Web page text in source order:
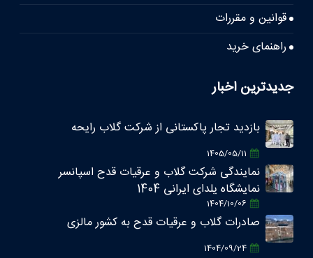
قوانین و مقررات
راهنمای خرید
جدیدترین اخبار
بازدید تجار پاکستانی از شرکت گلاب رایحه
1405/05/11
نمایندگی شرکت گلاب و عرقیات قدح اسپانسر
نمایشگاه یلدای ایرانی 1404
1404/10/06
صادرات گلاب و عرقیات قدح به کشور مالزی
1404/09/24